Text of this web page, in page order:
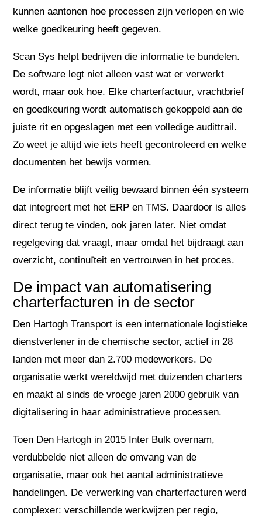
kunnen aantonen hoe processen zijn verlopen en wie
welke goedkeuring heeft gegeven.
Scan Sys helpt bedrijven die informatie te bundelen.
De software legt niet alleen vast wat er verwerkt
wordt, maar ook hoe. Elke charterfactuur, vrachtbrief
en goedkeuring wordt automatisch gekoppeld aan de
juiste rit en opgeslagen met een volledige audittrail.
Zo weet je altijd wie iets heeft gecontroleerd en welke
documenten het bewijs vormen.
De informatie blijft veilig bewaard binnen één systeem
dat integreert met het ERP en TMS. Daardoor is alles
direct terug te vinden, ook jaren later. Niet omdat
regelgeving dat vraagt, maar omdat het bijdraagt aan
overzicht, continuïteit en vertrouwen in het proces.
De impact van automatisering
charterfacturen in de sector
Den Hartogh Transport is een internationale logistieke
dienstverlener in de chemische sector, actief in 28
landen met meer dan 2.700 medewerkers. De
organisatie werkt wereldwijd met duizenden charters
en maakt al sinds de vroege jaren 2000 gebruik van
digitalisering in haar administratieve processen.
Toen Den Hartogh in 2015 Inter Bulk overnam,
verdubbelde niet alleen de omvang van de
organisatie, maar ook het aantal administratieve
handelingen. De verwerking van charterfacturen werd
complexer: verschillende werkwijzen per regio,